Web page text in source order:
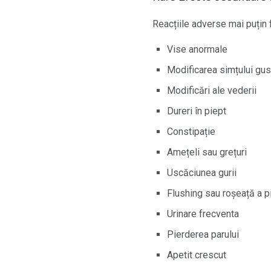
Reacțiile adverse mai
Vise anormale
Modificarea simțului
Modificări ale vederii
Dureri în piept
Constipație
Amețeli sau grețuri
Uscăciunea gurii
Flushing sau roșeață a
Urinare frecventa
Pierderea parului
Apetit crescut